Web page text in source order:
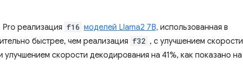
Pro реализация f16 моделей Llama2 7B, использованная в
быстрее, чем реализация f32 , с улучшением скорости
скорости декодирования на 41%, как показано на